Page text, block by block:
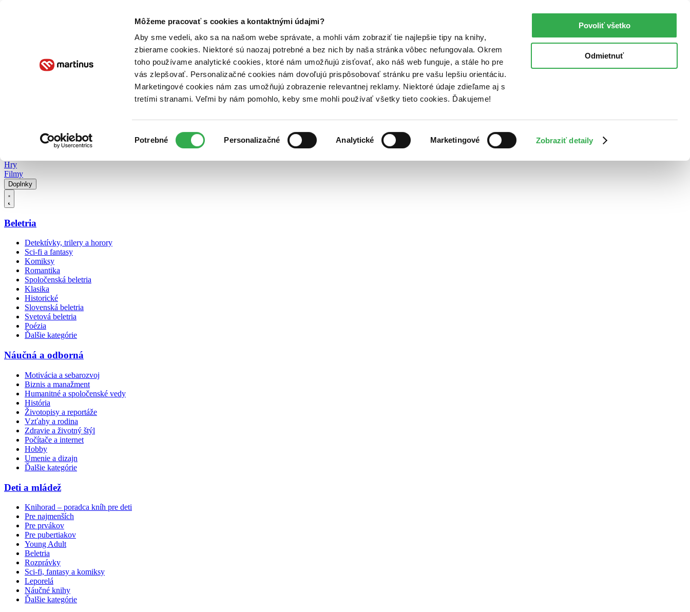
Môžeme pracovať s cookies a kontaktnými údajmi?
Aby sme vedeli, ako sa na našom webe správate, a mohli vám zobraziť tie najlepšie tipy na knihy,
zbierame cookies. Niektoré sú naozaj potrebné a bez nich by naša stránka vôbec nefungovala. Okrem
toho používame analytické cookies, ktoré nám umožňujú zisťovať, ako náš web funguje, a stále ho pre
vás zlepšovať. Personalizačné cookies nám dovoľujú prispôsobovať stránku pre vašu lepšiu orientáciu.
Marketingové cookies nám zas umožňujú zobrazenie relevantnej reklamy. Niektoré údaje zdieľame aj s
tretími stranami. Veľmi by nám pomohlo, keby sme mohli používať všetky tieto cookies. Ďakujeme!
súhlasu
Potrebné Personalizačné Analytické Marketingové Zobraziť detaily
Povoliť všetko
Odmietnuť
Poukážky Kontakt
Hry
Filmy
Doplnky
Beletria
Detektívky, trilery a horory
Sci-fi a fantasy
Komiksy
Romantika
Spoločenská beletria
Klasika
Historické
Slovenská beletria
Svetová beletria
Poézia
Ďalšie kategórie
Náučná a odborná
Motivácia a sebarozvoj
Biznis a manažment
Humanitné a spoločenské vedy
História
Životopisy a reportáže
Vzťahy a rodina
Zdravie a životný štýl
Počítače a internet
Hobby
Umenie a dizajn
Ďalšie kategórie
Deti a mládež
Knihorad – poradca kníh pre deti
Pre najmenších
Pre prvákov
Pre pubertiakov
Young Adult
Beletria
Rozprávky
Sci-fi, fantasy a komiksy
Leporelá
Náučné knihy
Ďalšie kategórie